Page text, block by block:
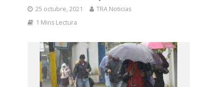
25 octubre, 2021
TRA Noticias
1 Mins Lectura